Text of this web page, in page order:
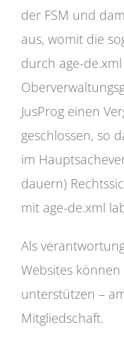
der FSM und
aus, womit die
durch age-
JusProg einen
geschlossen, so
im
dauern)
mit age-de.xml
Als
Websites
unterstützen –
Mitgliedschaft.